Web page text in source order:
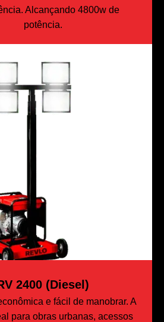
Alcançando 4800w de
potência.
2400 (Diesel)
e fácil de manobrar. A
para obras urbanas, acessos